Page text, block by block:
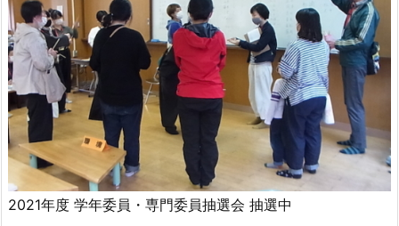
2021年度 学年委員・専門委員抽選会 抽選中